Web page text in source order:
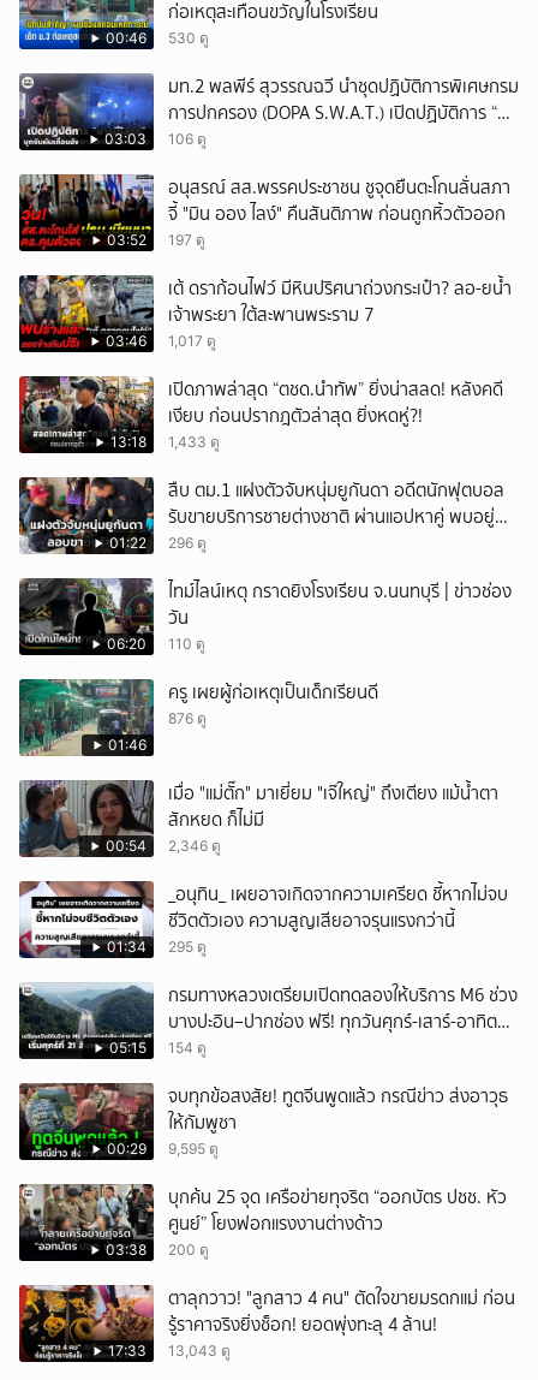
00:46
ก่อเหตุสะเทือนขวัญในโรงเรียน
530 ดู
03:03
มท.2 พลพีร์ สุวรรณฉวี นำชุดปฏิบัติการพิเศษกรม
การปกครอง (DOPA S.W.A.T.) เปิดปฏิบัติการ “บา
รมีโสธร” บุกจับผับเถื่อนอัพยา กลางเมืองแปดริ้ว
106 ดู
03:52
อนุสรณ์ สส.พรรคประชาชน ชูจุดยืนตะโกนลั่นสภา
จี้ "มิน ออง ไลง์" คืนสันติภาพ ก่อนถูกหิ้วตัวออก
197 ดู
03:46
เต้ ดราก้อนไฟว์ มีหินปริศนาถ่วงกระเป๋า? ลอ-ยน้ำ
เจ้าพระยา ใต้สะพานพระราม 7
1,017 ดู
13:18
เปิดภาพล่าสุด “ตชด.นำทัพ” ยิ่งน่าสลด! หลังคดี
เงียบ ก่อนปรากฎตัวล่าสุด ยิ่งหดหู่?!
1,433 ดู
01:22
สืบ ตม.1 แฝงตัวจับหนุ่มยูกันดา อดีตนักฟุตบอล
รับขายบริการชายต่างชาติ ผ่านแอปหาคู่ พบอยู่
เกินกำหนดอนุญาต
296 ดู
06:20
ไทม์ไลน์เหตุ กราดยิงโรงเรียน จ.นนทบุรี | ข่าวช่อง
วัน
110 ดู
01:46
ครู เผยผู้ก่อเหตุเป็นเด็กเรียนดี
876 ดู
00:54
เมื่อ "แม่ตั๊ก" มาเยี่ยม "เจ๊ใหญ่" ถึงเตียง แม้น้ำตา
สักหยด ก็ไม่มี
2,346 ดู
01:34
_อนุทิน_ เผยอาจเกิดจากความเครียด ชี้หากไม่จบ
ชีวิตตัวเอง ความสูญเสียอาจรุนแรงกว่านี้
295 ดู
05:15
กรมทางหลวงเตรียมเปิดทดลองให้บริการ M6 ช่วง
บางปะอิน–ปากช่อง ฟรี! ทุกวันศุกร์-เสาร์-อาทิตย์
เริ่มศุกร์ที่ 21 สิงหาคม 2569 นี้
154 ดู
00:29
จบทุกข้อสงสัย! ทูตจีนพูดแล้ว กรณีข่าว ส่งอาวุธ
ให้กัมพูชา
9,595 ดู
03:38
บุกค้น 25 จุด เครือข่ายทุจริต “ออกบัตร ปชช. หัว
ศูนย์” โยงฟอกแรงงานต่างด้าว
200 ดู
17:33
ตาลุกวาว! "ลูกสาว 4 คน" ตัดใจขายมรดกแม่ ก่อน
รู้ราคาจริงยิ่งช็อก! ยอดพุ่งทะลุ 4 ล้าน!
13,043 ดู